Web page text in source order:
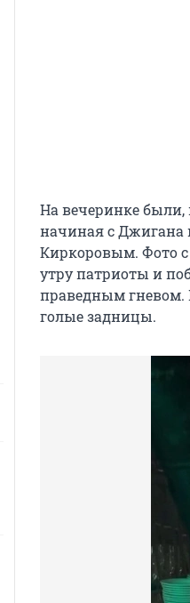
На вечеринке были,
начиная с Джигана
Киркоровым. Фото с
утру патриоты и
праведным гневом.
голые задницы.